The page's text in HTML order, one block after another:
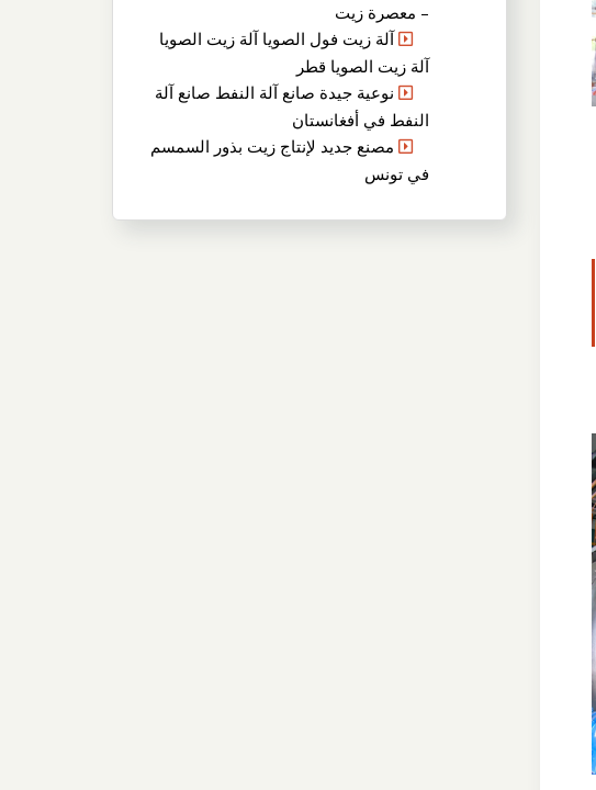
– معصرة زيت
آلة زيت فول الصويا آلة زيت الصويا
آلة زيت الصويا قطر
نوعية جيدة صانع آلة النفط صانع آلة
النفط في أفغانستان
مصنع جديد لإنتاج زيت بذور السمسم
في تونس